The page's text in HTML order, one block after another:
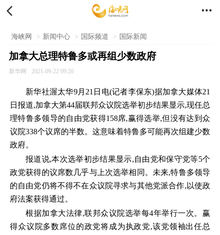
 
海峡网 > 新闻中心 > 国际频道 > 国际新闻
加拿大总理特鲁多或再组少数政府
新华网 2021-09-22 09:20
新华社渥太华9月21日电(记者李保东)据加拿大媒体21
日报道,加拿大第44届联邦众议院选举初步结果显示,现任总
理特鲁多领导的自由党获得158席,赢得选举,但没有达到众
议院338个议席的半数。这意味着特鲁多可能再次组建少数
政府。
报道说,本次选举初步结果显示,自由党和保守党等5个
政党获得的议席数几乎与上次选举相同。未来,特鲁多领导
的自由党仍将不得不在众议院寻求与其他党派合作,以使政
府法案获得通过。
根据加拿大法律,联邦众议院选举每4年举行一次。赢
得众议院多数席位的政党将成为执政党,该党领袖出任总